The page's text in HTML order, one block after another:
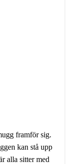
framför sig.
kan stå upp
alla sitter med